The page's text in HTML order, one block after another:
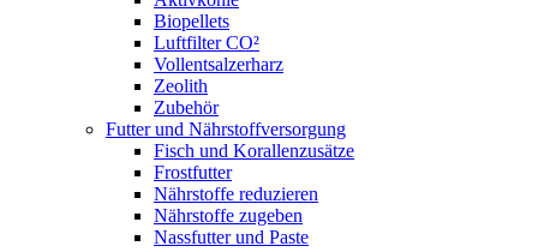
Biopellets
Luftfilter CO²
Vollentsalzerharz
Zeolith
Zubehör
Futter und Nährstoffversorgung
Fisch und Korallenzusätze
Frostfutter
Nährstoffe reduzieren
Nährstoffe zugeben
Nassfutter und Paste